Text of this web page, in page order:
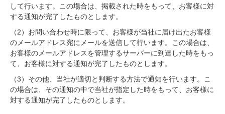
して行います。この場合は、掲載された時をもって、お客様に対
する通知が完了したものとします。
（2）お問い合わせ時に限って、お客様が当社に届け出たお客様
のメールアドレス宛にメールを送信して行います。この場合は、
お客様のメールアドレスを管理するサーバーに到達した時をもっ
て、お客様に対する通知が完了したものとします。
（3）その他、当社が適切と判断する方法で通知を行います。こ
の場合は、その通知の中で当社が指定した時をもって、お客様に
対する通知が完了したものとします。